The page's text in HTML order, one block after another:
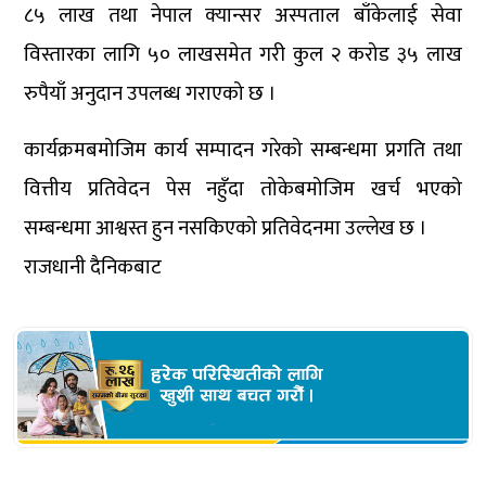
८५ लाख तथा नेपाल क्यान्सर अस्पताल बाँकेलाई सेवा
विस्तारका लागि ५० लाखसमेत गरी कुल २ करोड ३५ लाख
रुपैयाँ अनुदान उपलब्ध गराएको छ ।
कार्यक्रमबमोजिम कार्य सम्पादन गरेको सम्बन्धमा प्रगति तथा
वित्तीय प्रतिवेदन पेस नहुँदा तोकेबमोजिम खर्च भएको
सम्बन्धमा आश्वस्त हुन नसकिएको प्रतिवेदनमा उल्लेख छ ।
राजधानी दैनिकबाट